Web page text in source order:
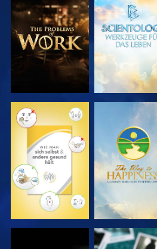
SERIE
ENTDECKEN
SERIE
ENTDECKEN
ANSEHEN ANSEHEN